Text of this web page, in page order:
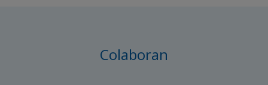
Colaboran